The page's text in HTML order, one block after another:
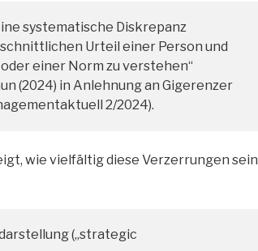
systematische Diskrepanz
Urteil einer Person und
einer Norm zu verstehen“
(2024) in Anlehnung an Gigerenzer
2/2024).
wie vielfältig diese Verzerrungen sein
(„strategic